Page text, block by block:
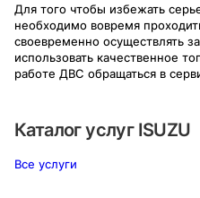
Для того чтобы избежать
необходимо вовремя
своевременно осуществлять
использовать качественное
работе ДВС обращаться в
Каталог услуг ISUZU
Все услуги